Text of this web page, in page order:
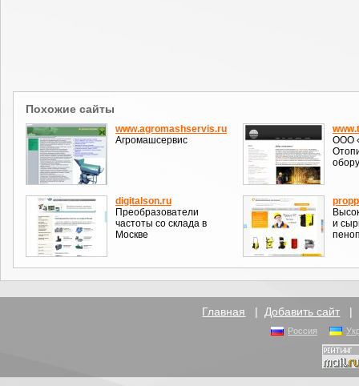
Похожие сайты
www.agromashservis.ru
Агромашсервис
ООО
digitalson.ru
Преобразователи
частоты со склада в
Москве
и
Главная | Добавить сайт |
Россия